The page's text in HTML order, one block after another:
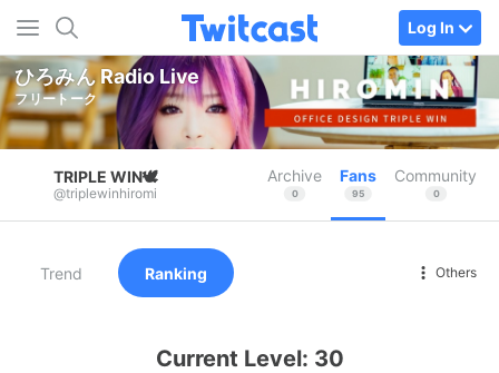
Log In
ひろみん Radio Live
フリートーク
TRIPLE WIN🕊
@triplewinhiromi
Archive
0
Fans
95
Community
0
Trend Ranking Others
Current Level: 30